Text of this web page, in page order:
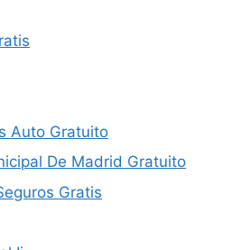
Auto Gratuito
De Madrid Gratuito
Gratis